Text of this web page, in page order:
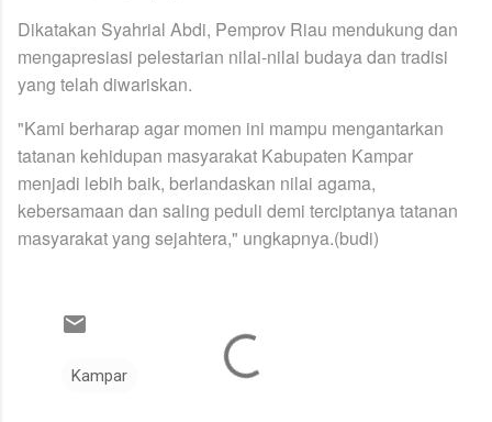
Dikatakan Syahrial Abdi, Pemprov Riau mendukung dan
mengapresiasi pelestarian nilai-nilai budaya dan tradisi
yang telah diwariskan.
"Kami berharap agar momen ini mampu mengantarkan
tatanan kehidupan masyarakat Kabupaten Kampar
menjadi lebih baik, berlandaskan nilai agama,
kebersamaan dan saling peduli demi terciptanya tatanan
masyarakat yang sejahtera," ungkapnya.(budi)
Kampar